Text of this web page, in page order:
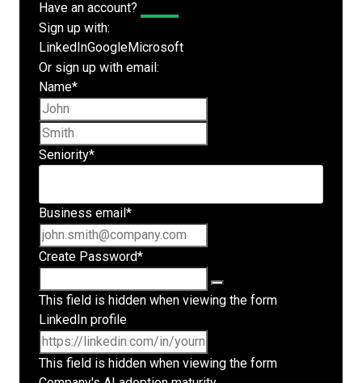
Have an account?
Sign up with:
LinkedInGoogleMicrosoft
Or sign up with email:
Name*
Seniority*
Business email *
Create Password*
This field is hidden when viewing the form
LinkedIn profile
This field is hidden when viewing the form